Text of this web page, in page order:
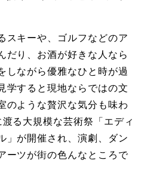
スキーや、ゴルフなどのア
だり、お酒が好きな人なら
しながら優雅なひと時が過
学すると現地ならではの文
のような贅沢な気分も味わ
る大規模な芸術祭「エディ
」が開催され、演劇、ダン
ーツが街の色んなところで